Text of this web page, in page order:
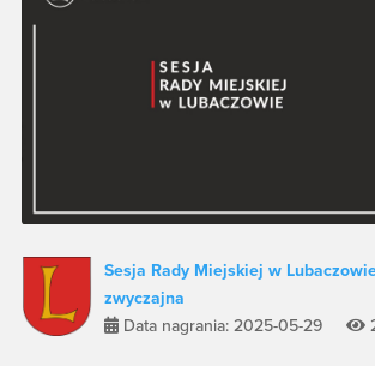
Sesja Rady Miejskiej w
zwyczajna
Data nagrania: 2025-05-29